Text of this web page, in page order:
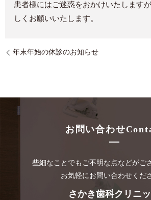
患者様にはご迷惑をおかけいたします
しくお願いいたします。
年末年始の休診のお知らせ
お問い合わせ
些細なことでもご不明な点などがご
お気軽にお問い合わせくだ
さかき歯科クリニ